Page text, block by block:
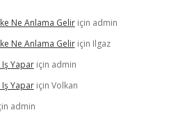
Ne Anlama Geliriçin admin
Ne Anlama Geliriçin Ilgaz
Iş Yapariçin admin
Iş Yapariçin Volkan
admin